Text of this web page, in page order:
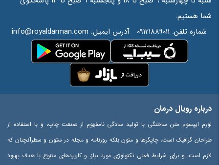
شما هستیم.
شماره تلفن: 09121889011 آدرس ایمیل: info@royaldarman.com
درباره رویال درمان
لورم ایپسوم متن ساختگی با تولید سادگی نامفهوم از صنعت چاپ، و با استفاده از
طراحان گرافیک است، چاپگرها و متون بلکه روزنامه و مجله در ستون و سطرآنچنان که
لازم است، و برای شرایط فعلی تکنولوژی مورد نیاز، و کاربردهای متنوع با هدف بهبود